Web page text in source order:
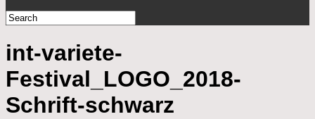
int-variete-
Festival_LOGO_2018-
Schrift-schwarz